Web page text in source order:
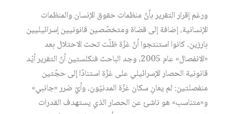
ورغم إقرار التقرير بأنّ منظمات حقوق الإنسان والمنظمات
الإنسانية، إضافة إلى قضاة ومتخصّصين قانونيين إسرائيليين
بارزين، كانوا استنتجوا أنّ غزّة ظلّت تحت الاحتلال بعد
«الانفصال» عام 2005، وجد الباحث فنكلستين أنّ التقرير أيّد
قانونية الحصار الإسرائيلي على غزّة استنادًا إلى حجّتين
منفصلتين: لم يعانِ سكان غزّة المدنيّون، وأيّ ضرر «جانبي»
و«متناسب» هو ناشئ عن الحصار الذي يستهدف القدرات